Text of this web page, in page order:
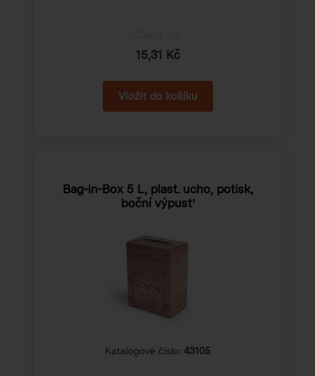
15,31 Kč
Bag-in-Box 5 L, plast. ucho, potisk,
boční výpusť
Katalogové číslo: 43105